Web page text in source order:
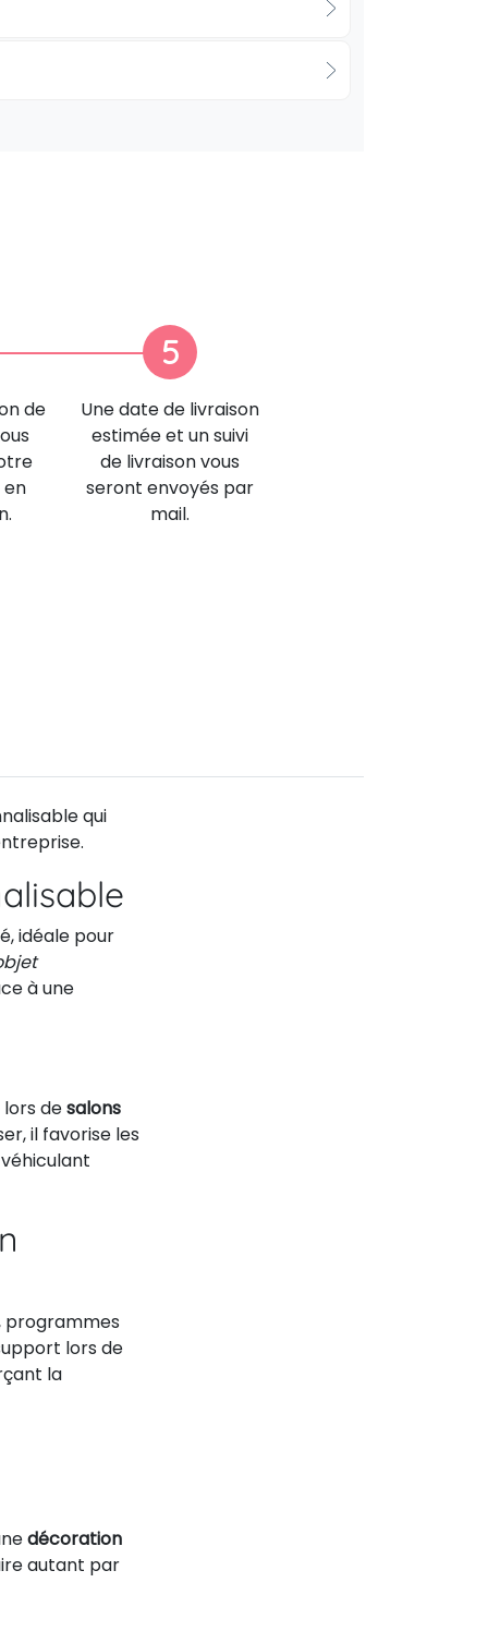
de
5
Une date de livraison
estimée et un suivi
de livraison vous
seront envoyés par
mail.
qui
idéale pour
à une
desalons
il favorise les
programmes
lors de
la
décoration
autant par